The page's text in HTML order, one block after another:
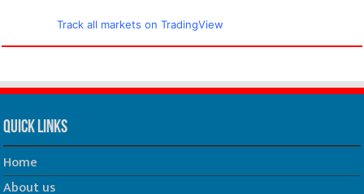
Track all markets on TradingView
Quick Links
Home
About us